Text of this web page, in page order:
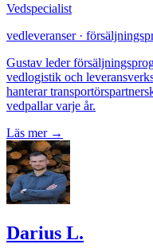
Vedspecialist
vedleveranser ·
Gustav leder
vedlogistik och
hanterar
vedpallar varje år.
Läs mer→
Darius L.